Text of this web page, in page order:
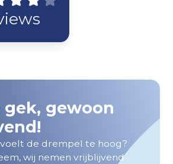
gek, gewoon
de drempel te hoog?
wij nemen vrijblijvend